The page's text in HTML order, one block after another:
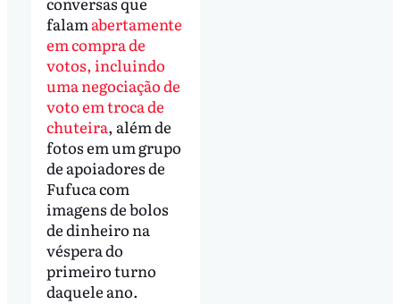
falamabertamente
em compra de
votos, incluindo
uma negociação de
voto em troca de
chuteira, além de
fotos em um grupo
de apoiadores de
Fufuca com
imagens de bolos
de dinheiro na
véspera do
primeiro turno
daquele ano.